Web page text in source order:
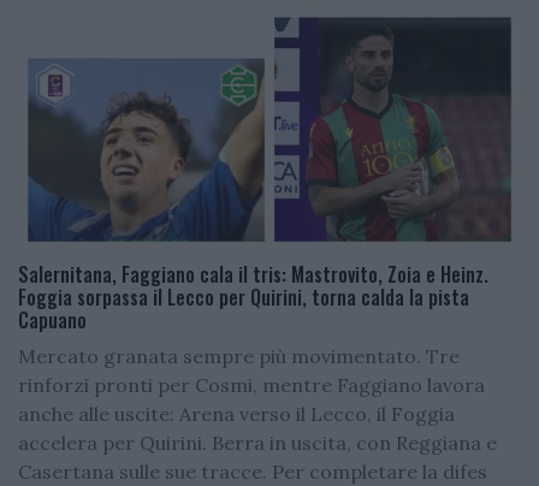
Salernitana, Faggiano cala il tris: Mastrovito, Zoia e Heinz.
Foggia sorpassa il Lecco per Quirini, torna calda la pista
Capuano
Mercato granata sempre più movimentato. Tre
rinforzi pronti per Cosmi, mentre Faggiano lavora
anche alle uscite: Arena verso il Lecco, il Foggia
accelera per Quirini. Berra in uscita, con Reggiana e
Casertana sulle sue tracce. Per completare la difes